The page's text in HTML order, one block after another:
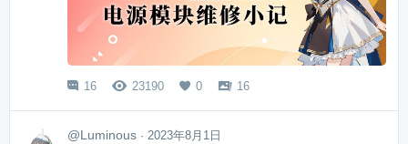
 16  23190  0  16
@Luminous · 2023年8月1日